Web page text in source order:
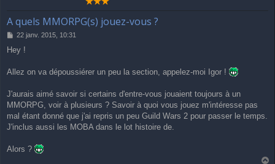
A quels MMORPG(s) jouez-vous ?
M
s
a
22 janv. 2015, 10:31
Hey !
Allez on va dépoussiérer un peu la section, appelez-moi Igor !
J'aurais aimé savoir si certains d'entre-vous jouaient toujours à un
MMORPG, voir à plusieurs ? Savoir à quoi vous jouez m'intéresse pas
mal étant donné que j'ai repris un peu Guild Wars 2 pour passer le temps.
J'inclus aussi les MOBA dans le lot histoire de.
Alors ?